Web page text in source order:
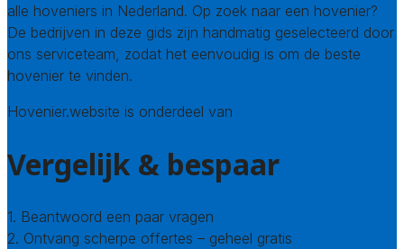
alle hoveniers in Nederland. Op zoek naar een hovenier?
De bedrijven in deze gids zijn handmatig geselecteerd door
ons serviceteam, zodat het eenvoudig is om de beste
hovenier te vinden.
Hovenier.website is onderdeel van
Vergelijk & bespaar
1. Beantwoord een paar vragen
2. Ontvang scherpe offertes – geheel gratis